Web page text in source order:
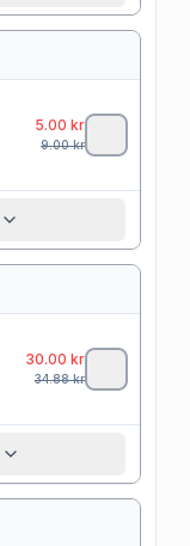
5.00 kr
9.00kr
30.00 kr
34.88kr